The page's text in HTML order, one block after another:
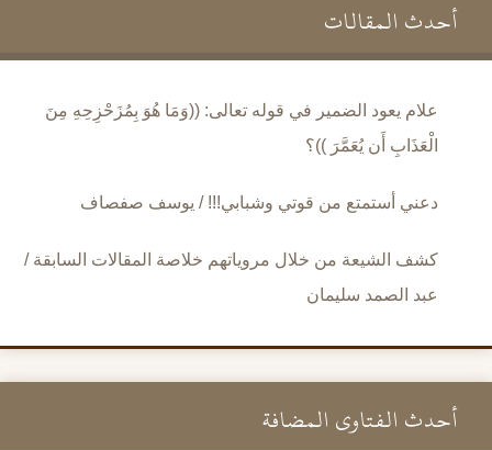
أحدث المقالات
علام يعود الضمير في قوله تعالى: ((وَمَا هُوَ بِمُزَحْزِحِهِ مِنَ
الْعَذَابِ أَن يُعَمَّرَ ))؟
دعني أستمتع من قوتي وشبابي!!! / يوسف صفصاف
كشف الشيعة من خلال مروياتهم خلاصة المقالات السابقة /
عبد الصمد سليمان
أحدث الفتاوى المضافة